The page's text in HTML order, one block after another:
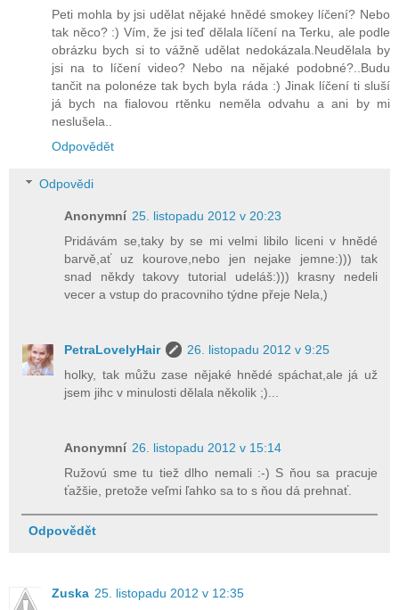
Peti mohla by jsi udělat nějaké hnědé smokey líčení? Nebo
tak něco? :) Vím, že jsi teď dělala líčení na Terku, ale podle
obrázku bych si to vážně udělat nedokázala.Neudělala by
jsi na to líčení video? Nebo na nějaké podobné?..Budu
tančit na polonéze tak bych byla ráda :) Jinak líčení ti sluší
já bych na fialovou rtěnku neměla odvahu a ani by mi
neslušela..
Odpovědět
Odpovědi
Anonymní 25. listopadu 2012 v 20:23
Pridávám se,taky by se mi velmi libilo liceni v hnědé
barvě,ať uz kourove,nebo jen nejake jemne:))) tak
snad někdy takovy tutorial udeláš:))) krasny nedeli
vecer a vstup do pracovniho týdne přeje Nela,)
PetraLovelyHair
26. listopadu 2012 v 9:25
holky, tak můžu zase nějaké hnědé spáchat,ale já už
jsem jihc v minulosti dělala několik ;)...
Anonymní 26. listopadu 2012 v 15:14
Ružovú sme tu tiež dlho nemali :-) S ňou sa pracuje
ťažšie, pretože veľmi ľahko sa to s ňou dá prehnať.
Odpovědět
Zuska 25. listopadu 2012 v 12:35